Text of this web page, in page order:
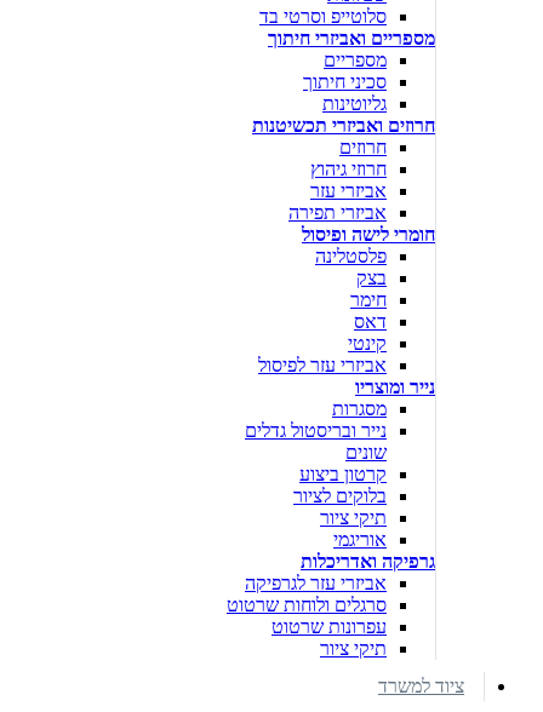
סלוטייפ וסרטי בד
מספריים ואביזרי חיתוך
מספריים
סכיני חיתוך
גליוטינות
חרוזים ואביזרי תכשיטנות
חרוזים
חרוזי גיהוץ
אביזרי עזר
אביזרי תפירה
חומרי לישה ופיסול
פלסטלינה
בצק
חימר
דאס
קינטי
אביזרי עזר לפיסול
נייר ומוצריו
מסגרות
נייר ובריסטול גדלים
שונים
קרטון ביצוע
בלוקים לציור
תיקי ציור
אוריגמי
גרפיקה ואדריכלות
אביזרי עזר לגרפיקה
סרגלים ולוחות שרטוט
עפרונות שרטוט
תיקי ציור
ציוד למשרד